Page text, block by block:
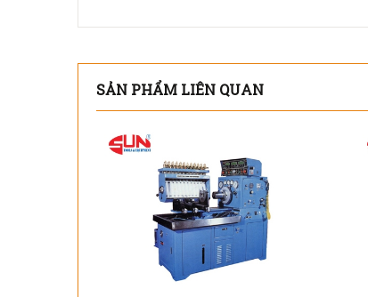
SẢN PHẨM LIÊN QUAN